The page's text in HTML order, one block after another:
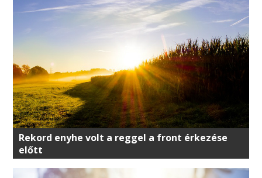
Rekord enyhe volt a reggel a front érkezése
előtt